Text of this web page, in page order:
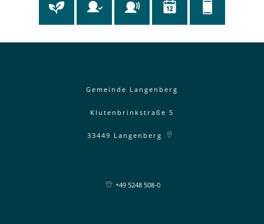
Gemeinde Langenberg
Klutenbrinkstraße 5
33449 Langenberg
+49 5248 508-0